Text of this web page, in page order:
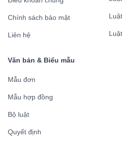
Chính sách bảo mật
Liên hệ
Văn bản & Biểu mẫu
Mẫu đơn
Mẫu hợp đồng
Bộ luật
Quyết định